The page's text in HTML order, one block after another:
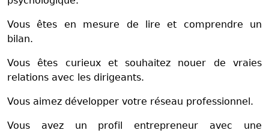
Vous êtes en mesure de lire et comprendre un
bilan.
Vous êtes curieux et souhaitez nouer de vraies
relations avec les dirigeants.
Vous aimez développer votre réseau professionnel.
Vous avez un profil entrepreneur avec une